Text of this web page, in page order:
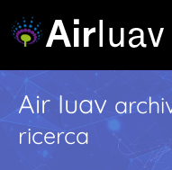
Air Iuav
ricerca